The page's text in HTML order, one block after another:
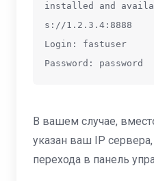
installed and
s://1.2.3.4:8888
Login: fastuser
Password: password
В вашем случае,
указан ваш IP
перехода в панель